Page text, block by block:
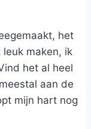
het
maken, ik
het al heel
aan de
mijn hart nog